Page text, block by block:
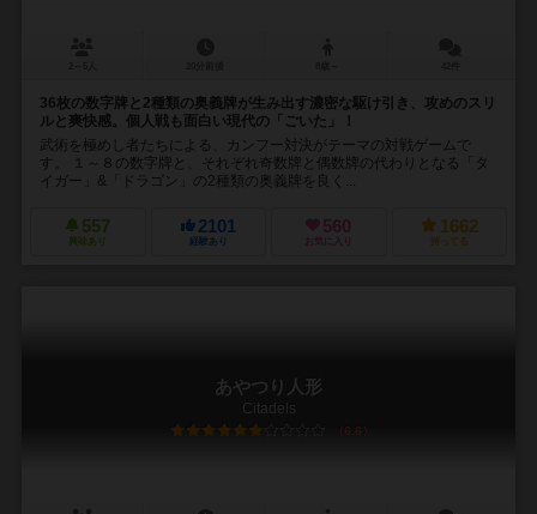
36枚の数字牌と2種類の奥義牌が生み出す濃密な駆け引き、攻めのスリ
ルと爽快感。個人戦も面白い現代の「ごいた」！
武術を極めし者たちによる、カンフー対決がテーマの対戦ゲームで
す。 １～８の数字牌と、それぞれ奇数牌と偶数牌の代わりとなる「タ
イガー」&「ドラゴン」の2種類の奥義牌を良く...
557
興味あり
2101
経験あり
560
お気に入り
1662
持ってる
あやつり人形
Citadels
6.6